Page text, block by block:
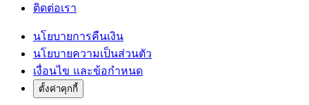
ติดต่อเรา
นโยบายการคืนเงิน
นโยบายความเป็นส่วนตัว
เงื่อนไข และข้อกำหนด
ตั้งค่าคุกกี้